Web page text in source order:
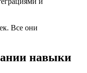
Все они
навыки